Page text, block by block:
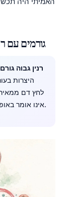
גורמים עם
רנין גבוה
היצרות
לחץ דם ממאיר,
אינו אומר באופן אוטומטי שיש גידול בבלוטת יותרת הכליה.